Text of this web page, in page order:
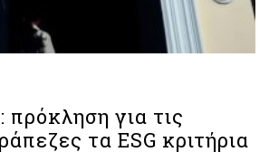
για τις
τα ESG κριτήρια